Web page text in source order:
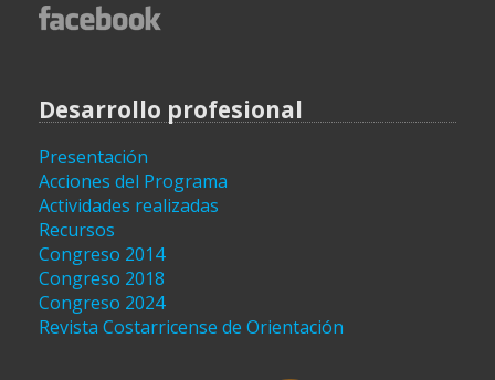
Desarrollo profesional
Presentación
Acciones del Programa
Actividades realizadas
Recursos
Congreso 2014
Congreso 2018
Congreso 2024
Revista Costarricense de Orientación